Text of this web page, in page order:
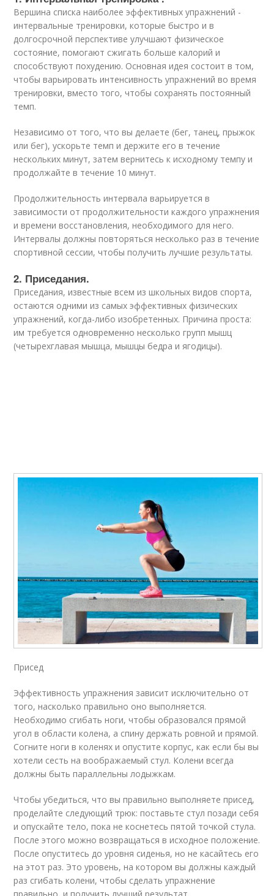
Вершина списка наиболее эффективных упражнений -
интервальные тренировки, которые быстро и в
долгосрочной перспективе улучшают физическое
состояние, помогают сжигать больше калорий и
способствуют похудению. Основная идея состоит в том,
чтобы варьировать интенсивность упражнений во время
тренировки, вместо того, чтобы сохранять постоянный
темп.
Независимо от того, что вы делаете (бег, танец, прыжок
или бег), ускорьте темп и держите его в течение
нескольких минут, затем вернитесь к исходному темпу и
продолжайте в течение 10 минут.
Продолжительность интервала варьируется в
зависимости от продолжительности каждого упражнения
и времени восстановления, необходимого для него.
Интервалы должны повторяться несколько раз в течение
спортивной сессии, чтобы получить лучшие результаты.
2. Приседания.
Приседания, известные всем из школьных видов спорта,
остаются одними из самых эффективных физических
упражнений, когда-либо изобретенных. Причина проста:
им требуется одновременно несколько групп мышц
(четырехглавая мышца, мышцы бедра и ягодицы).
Присед
Эффективность упражнения зависит исключительно от
того, насколько правильно оно выполняется.
Необходимо сгибать ноги, чтобы образовался прямой
угол в области колена, а спину держать ровной и прямой.
Согните ноги в коленях и опустите корпус, как если бы вы
хотели сесть на воображаемый стул. Колени всегда
должны быть параллельны лодыжкам.
Чтобы убедиться, что вы правильно выполняете присед,
проделайте следующий трюк: поставьте стул позади себя
и опускайте тело, пока не коснетесь пятой точкой стула.
После этого можно возвращаться в исходное положение.
После опуститесь до уровня сиденья, но не касайтесь его
на этот раз. Это уровень, на котором вы должны каждый
раз сгибать колени, чтобы сделать упражнение